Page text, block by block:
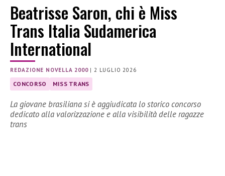
Beatrisse Saron, chi è Miss
Trans Italia Sudamerica
International
REDAZIONE NOVELLA 2000|2 LUGLIO 2026
CONCORSO MISS TRANS
La giovane brasiliana si è aggiudicata lo storico concorso
dedicato alla valorizzazione e alla visibilità delle ragazze
trans